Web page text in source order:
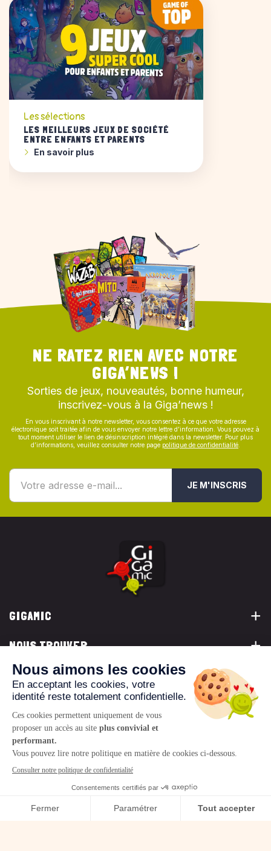
Les sélections
LES MEILLEURS JEUX DE SOCIÉTÉ
ENTRE ENFANTS ET PARENTS
En savoir plus
NE RATEZ RIEN AVEC NOTRE
GIGA’NEWS !
Sorties de jeux, nouveautés, bonne humeur,
inscrivez-vous à la Giga’news !
En vous inscrivant à notre newsletter, vous consentez à ce que votre adresse
électronique soit traitée afin de vous envoyer notre lettre d’information. Vous pouvez à
tout moment utiliser le lien de désinscription intégré dans la newsletter. Pour plus
d’informations, veuillez consulter notre page politique de confidentialité
JE M'INSCRIS
GIGAMIC
NOUS TROUVER
VOUS ÊTES...
NOUS CONTACTER
© 2026 www.gigamic.com
Mentions légales
Politique de confidentialité
Création